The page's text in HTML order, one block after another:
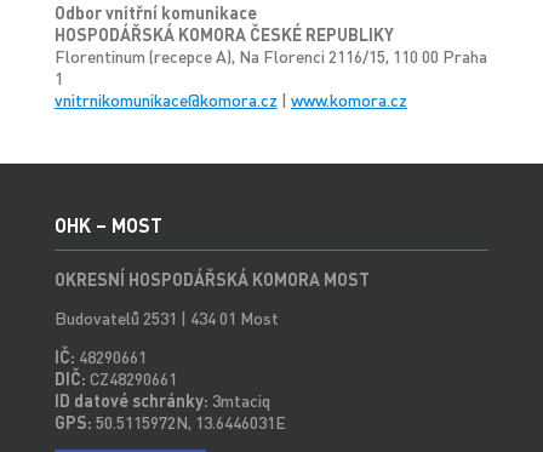
Odbor vnitřní komunikace
HOSPODÁŘSKÁ KOMORA ČESKÉ REPUBLIKY
Florentinum (recepce A), Na Florenci 2116/15, 110 00 Praha
1
vnitrnikomunikace@komora.cz | www.komora.cz
OHK – MOST
OKRESNÍ HOSPODÁŘSKÁ KOMORA MOST
Budovatelů 2531 | 434 01 Most
IČ: 48290661
DIČ: CZ48290661
ID datové schránky: 3mtaciq
GPS: 50.5115972N, 13.6446031E